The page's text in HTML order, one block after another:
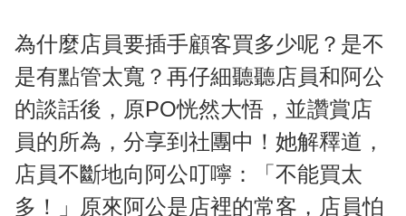
為什麼店員要插手顧客買多少呢？是不
是有點管太寬？再仔細聽聽店員和阿公
的談話後，原PO恍然大悟，並讚賞店
員的所為，分享到社團中！她解釋道，
店員不斷地向阿公叮嚀：「不能買太
多！」原來阿公是店裡的常客，店員怕